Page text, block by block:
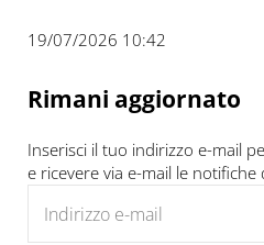
19/07/2026 10:42
Rimani aggiornato
Inserisci il tuo indirizzo e-mail
e ricevere via e-mail le notifiche